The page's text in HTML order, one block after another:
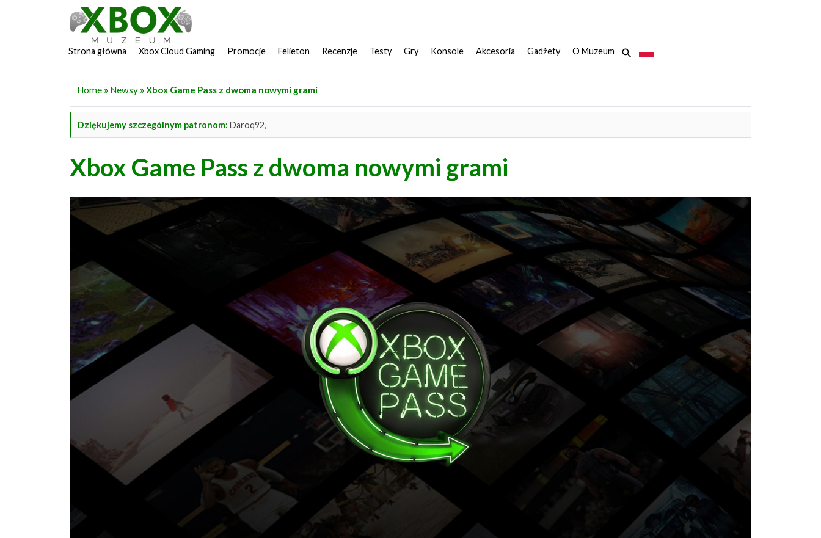
Strona główna Xbox Cloud Gaming Promocje Felieton Recenzje Testy Gry Konsole Akcesoria Gadżety O Muzeum
Home » Newsy » Xbox Game Pass z dwoma nowymi grami
Dziękujemy szczególnym patronom: Daroq92,
Xbox Game Pass z dwoma nowymi grami